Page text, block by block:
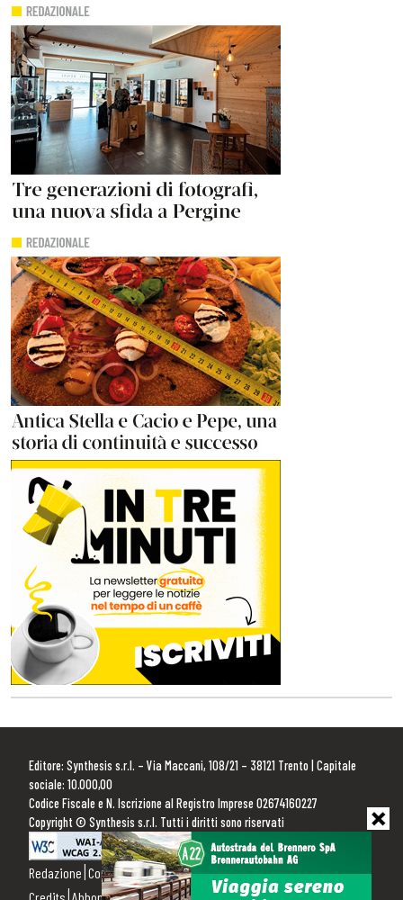
Editore: Synthesis s.r.l. – Via Maccani, 108/21 – 38121 Trento | Capitale
sociale: 10.000,00
Codice Fiscale e N. Iscrizione al Registro Imprese 02674160227
Copyright © Synthesis s.r.l. Tutti i diritti sono riservati
Redazione Contattaci Pubblicità Privacy Policy Cookie Policy